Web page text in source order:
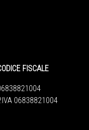
FISCALE
06838821004